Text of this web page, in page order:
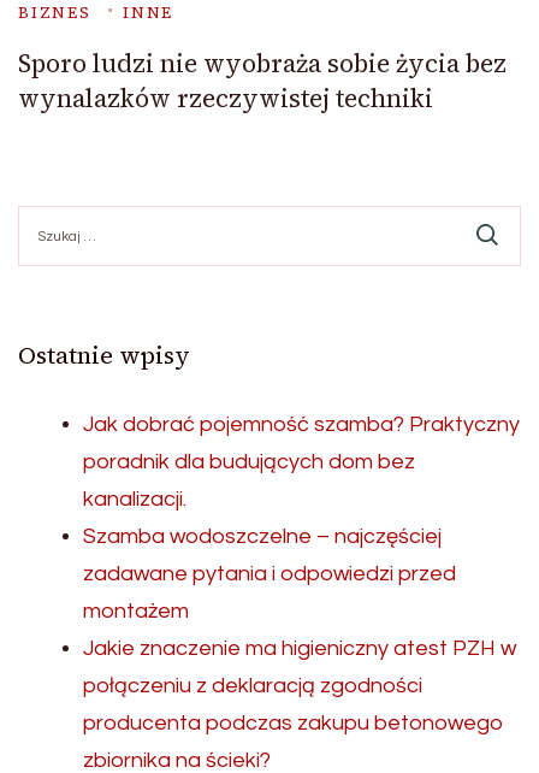
BIZNES INNE
Sporo ludzi nie wyobraża sobie życia bez
wynalazków rzeczywistej techniki
Ostatnie wpisy
Jak dobrać pojemność szamba? Praktyczny
poradnik dla budujących dom bez
kanalizacji.
Szamba wodoszczelne – najczęściej
zadawane pytania i odpowiedzi przed
montażem
Jakie znaczenie ma higieniczny atest PZH w
połączeniu z deklaracją zgodności
producenta podczas zakupu betonowego
zbiornika na ścieki?